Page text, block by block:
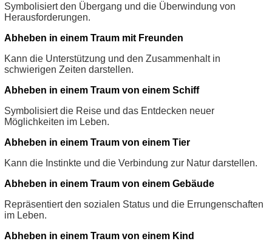
Symbolisiert den Übergang und die Überwindung von
Herausforderungen.
Abheben in einem Traum mit Freunden
Kann die Unterstützung und den Zusammenhalt in
schwierigen Zeiten darstellen.
Abheben in einem Traum von einem Schiff
Symbolisiert die Reise und das Entdecken neuer
Möglichkeiten im Leben.
Abheben in einem Traum von einem Tier
Kann die Instinkte und die Verbindung zur Natur darstellen.
Abheben in einem Traum von einem Gebäude
Repräsentiert den sozialen Status und die Errungenschaften
im Leben.
Abheben in einem Traum von einem Kind